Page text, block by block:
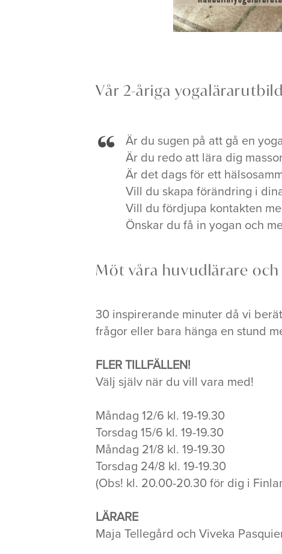
Vår 2-åriga
Är du sugen på att gå en
Är du redo att lära dig
Är det dags för ett
Vill du skapa förändring i
Vill du fördjupa kontakten
Önskar du få in yogan och
Möt våra huvudlärare
30 inspirerande minuter då vi
frågor eller bara hänga en stund
FLER TILLFÄLLEN!
Välj själv när du vill vara med!
Måndag 12/6 kl. 19-19.30
Torsdag 15/6 kl. 19-19.30
Måndag 21/8 kl. 19-19.30
Torsdag 24/8 kl. 19-19.30
(Obs! kl. 20.00-20.30 för dig i
LÄRARE
Maja Tellegård och Viveka